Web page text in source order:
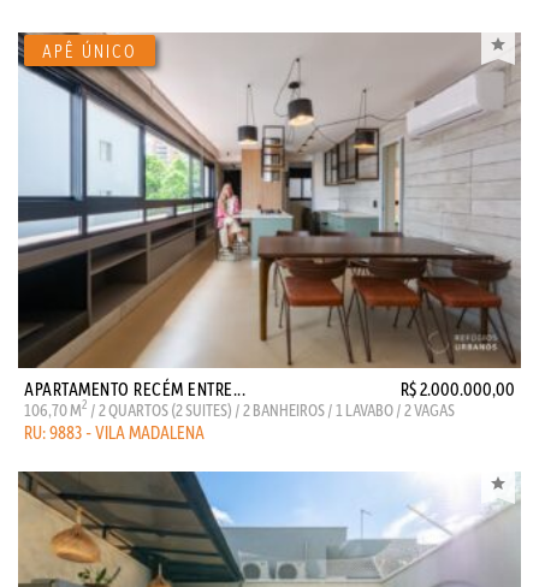
APARTAMENTO RECÉM ENTRE... R$ 2.000.000,00
106,70 M2 / 2 QUARTOS (2 SUITES) / 2 BANHEIROS / 1 LAVABO / 2 VAGAS
RU: 9883 - VILA MADALENA